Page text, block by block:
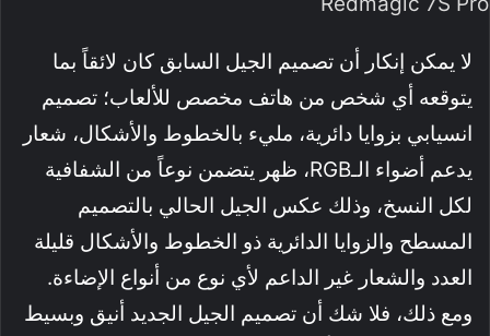
لا يمكن إنكار أن تصميم الجيل السابق كان لائقاً بما
يتوقعه أي شخص من هاتف مخصص للألعاب؛ تصميم
انسيابي بزوايا دائرية، مليء بالخطوط والأشكال، شعار
يدعم أضواء الـRGB، ظهر يتضمن نوعاً من الشفافية
لكل النسخ، وذلك عكس الجيل الحالي بالتصميم
المسطح والزوايا الدائرية ذو الخطوط والأشكال قليلة
العدد والشعار غير الداعم لأي نوع من أنواع الإضاءة.
ومع ذلك، فلا شك أن تصميم الجيل الجديد أنيق وبسيط